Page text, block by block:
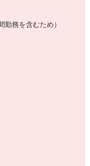
初めての方でも大丈夫！
るので安心してくださ
務を含むため）